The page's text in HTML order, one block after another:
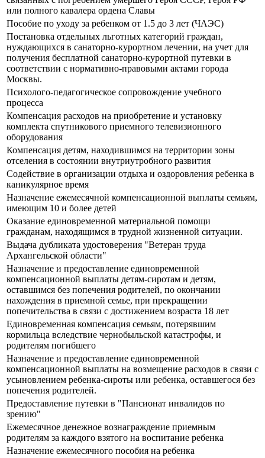
или полного кавалера ордена Славы
Пособие по уходу за ребенком от 1.5 до 3 лет (ЧАЭС)
Постановка отдельных льготных категорий граждан,
нуждающихся в санаторно-курортном лечении, на учет для
получения бесплатной санаторно-курортной путевки в
соответствии с нормативно-правовыми актами города
Москвы.
Психолого-педагогическое сопровождение учебного
процесса
Компенсация расходов на приобретение и установку
комплекта спутникового приемного телевизионного
оборудования
Компенсация детям, находившимся на территории зоны
отселения в состоянии внутриутробного развития
Содействие в организации отдыха и оздоровления ребенка в
каникулярное время
Назначение ежемесячной компенсационной выплаты семьям,
имеющим 10 и более детей
Оказание единовременной материальной помощи
гражданам, находящимся в трудной жизненной ситуации.
Выдача дубликата удостоверения "Ветеран труда
Архангельской области"
Назначение и предоставление единовременной
компенсационной выплаты детям-сиротам и детям,
оставшимся без попечения родителей, по окончании
нахождения в приемной семье, при прекращении
попечительства в связи с достижением возраста 18 лет
Единовременная компенсация семьям, потерявшим
кормильца вследствие чернобыльской катастрофы, и
родителям погибшего
Назначение и предоставление единовременной
компенсационной выплаты на возмещение расходов в связи с
усыновлением ребенка-сироты или ребенка, оставшегося без
попечения родителей.
Предоставление путевки в "Пансионат инвалидов по
зрению"
Ежемесячное денежное вознаграждение приемным
родителям за каждого взятого на воспитание ребенка
Назначение ежемесячного пособия на ребенка